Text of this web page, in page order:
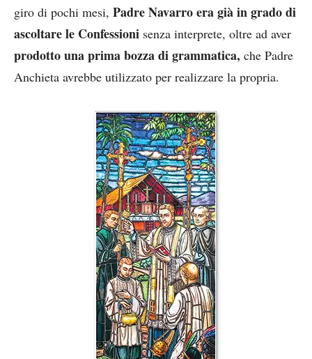
giro di pochi mesi, Padre Navarro era già in grado di
ascoltare le Confessioni senza interprete, oltre ad aver
prodotto una prima bozza di grammatica, che Padre
Anchieta avrebbe utilizzato per realizzare la propria.